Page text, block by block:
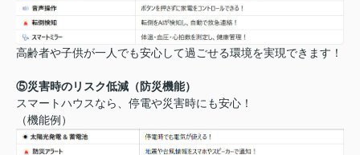
高齢者や子供が一人でも安心して過ごせる環境を実現できます！
⑤災害時のリスク低減（防災機能）
スマートハウスなら、停電や災害時にも安心！
（機能例）